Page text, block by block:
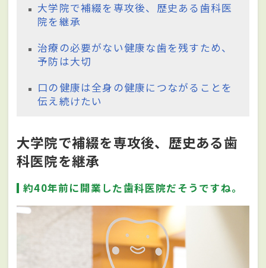
大学院で補綴を専攻後、歴史ある歯科医
院を継承
治療の必要がない健康な歯を残すため、
予防は大切
口の健康は全身の健康につながることを
伝え続けたい
大学院で補綴を専攻後、歴史ある歯
科医院を継承
約40年前に開業した歯科医院だそうですね。